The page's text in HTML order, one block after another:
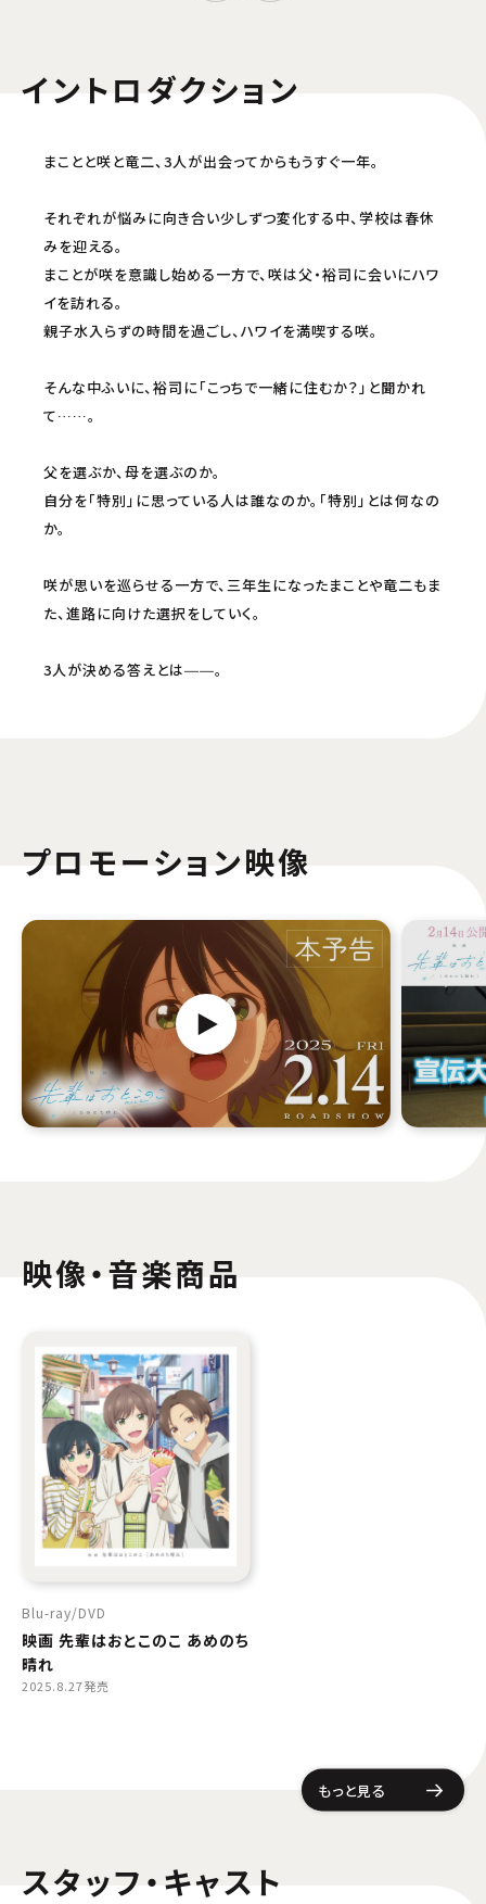
イントロダクション
まことと咲と竜二、3人が出会ってからもうすぐ一年。
それぞれが悩みに向き合い少しずつ変化する中、学校は春休
みを迎える。
まことが咲を意識し始める一方で、咲は父・裕司に会いにハワ
イを訪れる。
親子水入らずの時間を過ごし、ハワイを満喫する咲。
そんな中ふいに、裕司に「こっちで一緒に住むか？」と聞かれ
て……。
父を選ぶか、母を選ぶのか。
自分を「特別」に思っている人は誰なのか。「特別」とは何なの
か。
咲が思いを巡らせる一方で、三年生になったまことや竜二もま
た、進路に向けた選択をしていく。
3人が決める答えとは――。
プロモーション映像
映像・音楽商品
Blu-ray DVD
映画 先輩はおとこのこ あめのち
晴れ
2025.8.27発売
もっと見る
スタッフ・キャスト